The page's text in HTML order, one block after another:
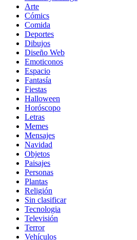
Arte
Cómics
Comida
Deportes
Dibujos
Diseño Web
Emoticonos
Espacio
Fantasía
Fiestas
Halloween
Horóscopo
Letras
Memes
Mensajes
Navidad
Objetos
Paisajes
Personas
Plantas
Religión
Sin clasificar
Tecnologia
Televisión
Terror
Vehículos